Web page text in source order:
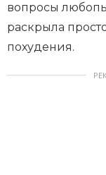
вопросы
раскрыла
похудения.